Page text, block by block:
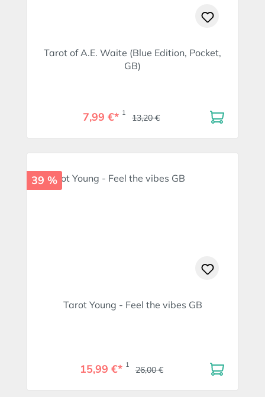
Tarot of A.E. Waite (Blue Edition, Pocket,
GB)
7,99 €* 1 13,20 €
39 %
Tarot Young - Feel the vibes GB
15,99 €* 1 26,00 €